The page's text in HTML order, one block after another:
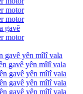
motor
motor
gavê
motor
gavê yên mîlî vala
gavê yên mîlî vala
gavê yên mîlî vala
gavê yên mîlî vala
gavê yên mîlî vala